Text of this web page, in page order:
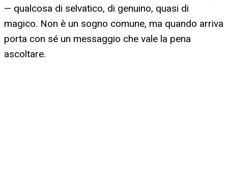
— qualcosa di selvatico, di genuino, quasi di
magico. Non è un sogno comune, ma quando arriva
porta con sé un messaggio che vale la pena
ascoltare.